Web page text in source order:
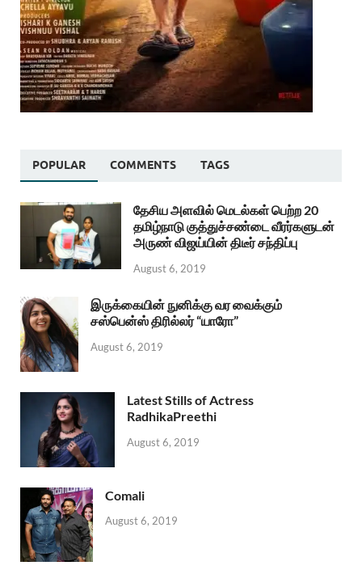
POPULAR COMMENTS TAGS
தேசிய அளவில் மெடல்கள் பெற்ற 20
தமிழ்நாடு குத்துச்சண்டை வீரர்களுடன்
அருண் விஜய்யின் திடீர் சந்திப்பு
August 6, 2019
இருக்கையின் நுனிக்கு வர வைக்கும்
சஸ்பென்ஸ் திரில்லர் “யாரோ”
August 6, 2019
Latest Stills of Actress
RadhikaPreethi
August 6, 2019
Comali
August 6, 2019